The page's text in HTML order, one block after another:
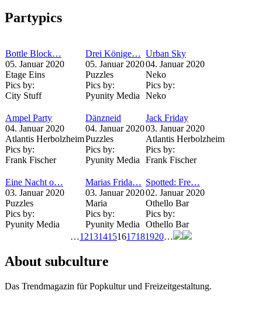
Partypics
Bottle Block…
05. Januar 2020
Etage Eins
Pics by:
City Stuff
Drei Könige…
05. Januar 2020
Puzzles
Pics by:
Pyunity Media
Urban Sky
04. Januar 2020
Neko
Pics by:
Neko
Ampel Party
04. Januar 2020
Atlantis Herbolzheim
Pics by:
Frank Fischer
Dänzneid
04. Januar 2020
Puzzles
Pics by:
Pyunity Media
Jack Friday
03. Januar 2020
Atlantis Herbolzheim
Pics by:
Frank Fischer
Eine Nacht o…
03. Januar 2020
Puzzles
Pics by:
Pyunity Media
Marias Frida…
03. Januar 2020
Maria
Pics by:
Pyunity Media
Spotted: Fre…
02. Januar 2020
Othello Bar
Pics by:
Othello Bar
…121314151617181920…
About subculture
Das Trendmagazin für Popkultur und Freizeitgestaltung.